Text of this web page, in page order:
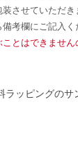
させていただき
考欄にご記入く
とはできません
ラッピングのサ